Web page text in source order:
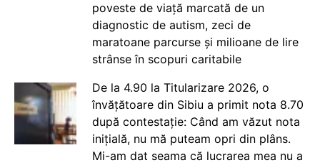
poveste de viață marcată de un
diagnostic de autism, zeci de
maratoane parcurse și milioane de lire
strânse în scopuri caritabile
De la 4.90 la Titularizare 2026, o
învățătoare din Sibiu a primit nota 8.70
după contestație: Când am văzut nota
inițială, nu mă puteam opri din plâns.
Mi-am dat seama că lucrarea mea nu a